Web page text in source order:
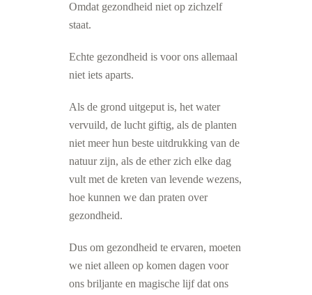
Omdat gezondheid niet op zichzelf
staat.
Echte gezondheid is voor ons allemaal
niet iets aparts.
Als de grond uitgeput is, het water
vervuild, de lucht giftig, als de planten
niet meer hun beste uitdrukking van de
natuur zijn, als de ether zich elke dag
vult met de kreten van levende wezens,
hoe kunnen we dan praten over
gezondheid.
Dus om gezondheid te ervaren, moeten
we niet alleen op komen dagen voor
ons briljante en magische lijf dat ons